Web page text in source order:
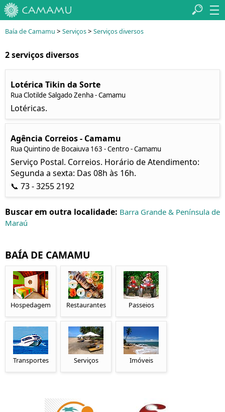
Baía de Camamu > Serviços> Serviços diversos
2 serviços diversos
Lotérica Tikin da Sorte
Rua Clotilde Salgado Zenha - Camamu
Lotéricas.
Agência Correios - Camamu
Rua Quintino de Bocaiuva 163 - Centro - Camamu
Serviço Postal. Correios. Horário de Atendimento:
Segunda a sexta: Das 08h às 16h.
📞 73 - 3255 2192
Buscar em outra localidade: Barra Grande & Península de
Maraú
BAÍA DE CAMAMU
Hospedagem Restaurantes Passeios
Transportes Serviços Imóveis